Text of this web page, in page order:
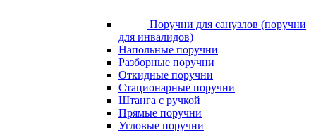
Поручни для санузлов (поручни
для инвалидов)
Напольные поручни
Разборные поручни
Откидные поручни
Стационарные поручни
Штанга с ручкой
Прямые поручни
Угловые поручни